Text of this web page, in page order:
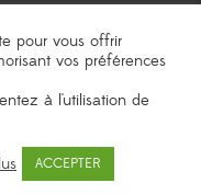
peuvent être modifiés sans
réalisationAKN Studio
pour vous offrir
vos préférences
à l'utilisation de
ACCEPTER